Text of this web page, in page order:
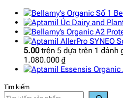
5.00 trên 5 dựa trên 1 đánh
1.080.000 ₫
Tìm kiếm